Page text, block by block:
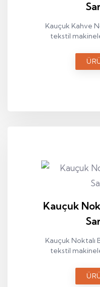
Kauçuk Kahve
tekstil
teknik
Kauçuk
Kauçuk Noktalı
tekstil
sağlayan